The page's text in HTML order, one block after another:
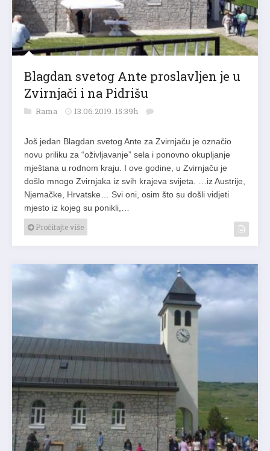
Blagdan svetog Ante proslavljen je u
Zvirnjači i na Pidrišu
Rama 13.06.2019. 15:39h
Još jedan Blagdan svetog Ante za Zvirnjaču je označio
novu priliku za “oživljavanje” sela i ponovno okupljanje
mještana u rodnom kraju. I ove godine, u Zvirnjaču je
došlo mnogo Zvirnjaka iz svih krajeva svijeta. …iz Austrije,
Njemačke, Hrvatske… Svi oni, osim što su došli vidjeti
mjesto iz kojeg su ponikli,…
Pročitajte više